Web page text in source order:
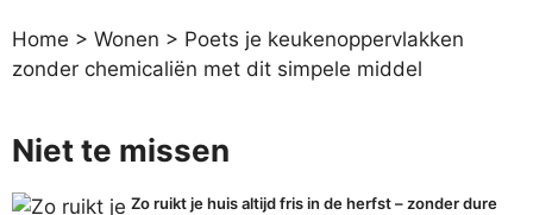
Home > Wonen > Poets je keukenoppervlakken
zonder chemicaliën met dit simpele middel
Niet te missen
Zo ruikt je huis altijd fris in de herfst – zonder dure